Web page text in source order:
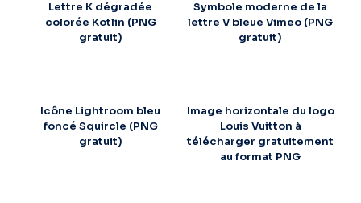
Lettre K dégradée
colorée Kotlin (PNG
gratuit)
Symbole moderne de la
lettre V bleue Vimeo (PNG
gratuit)
Icône Lightroom bleu
foncé Squircle (PNG
gratuit)
Image horizontale du logo
Louis Vuitton à
télécharger gratuitement
au format PNG